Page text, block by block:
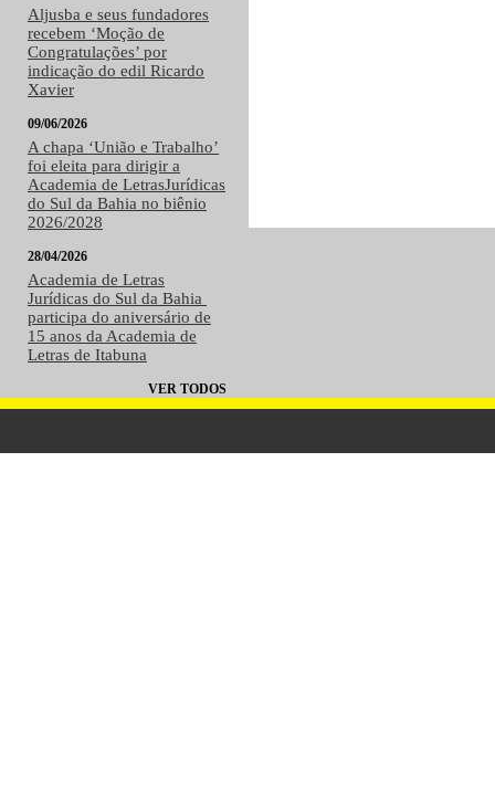
Aljusba e seus fundadores
recebem ‘Moção de
Congratulações’ por
indicação do edil Ricardo
Xavier
09/06/2026
A chapa ‘União e Trabalho’
foi eleita para dirigir a
Academia de LetrasJurídicas
do Sul da Bahia no biênio
2026/2028
28/04/2026
Academia de Letras
Jurídicas do Sul da Bahia
participa do aniversário de
15 anos da Academia de
Letras de Itabuna
VER TODOS